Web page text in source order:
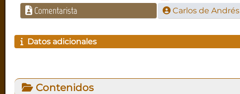
Comentarista Carlos de Andrés
Datos adicionales
Contenidos